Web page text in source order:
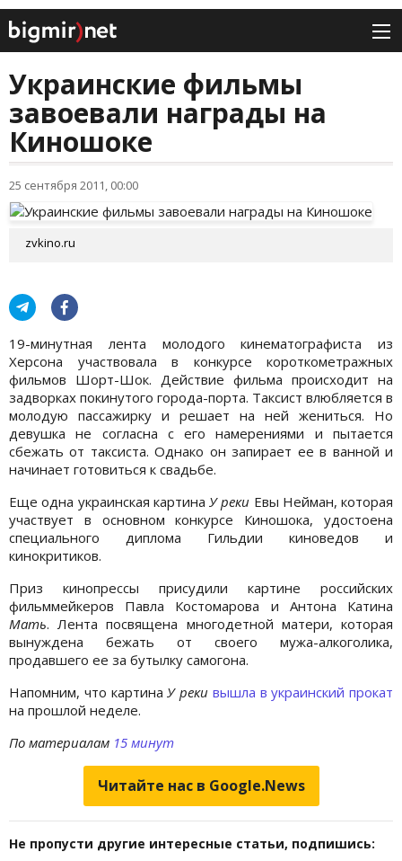
Украинские фильмы
завоевали награды на
Киношоке
25 сентября 2011, 00:00
zvkino.ru
19-минутная лента молодого кинематографиста из
Херсона участвовала в конкурсе короткометражных
фильмов Шорт-Шок. Действие фильма происходит на
задворках покинутого города-порта. Таксист влюбляется в
молодую пассажирку и решает на ней жениться. Но
девушка не согласна с его намерениями и пытается
сбежать от таксиста. Однако он запирает ее в ванной и
начинает готовиться к свадьбе.
Еще одна украинская картина У реки Евы Нейман, которая
участвует в основном конкурсе Киношока, удостоена
специального диплома Гильдии киноведов и
кинокритиков.
Приз кинопрессы присудили картине российских
фильммейкеров Павла Костомарова и Антона Катина
Мать. Лента посвящена многодетной матери, которая
вынуждена бежать от своего мужа-алкоголика,
продавшего ее за бутылку самогона.
Напомним, что картинаУ реки вышла в украинский прокат
на прошлой неделе.
По материалам 15 минут
Читайте нас в Google.News
Не пропусти другие интересные статьи, подпишись: